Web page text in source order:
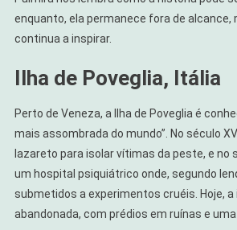
enquanto, ela permanece fora de alcance,
continua a inspirar.
Ilha de Poveglia, Itália
Perto de Veneza, a Ilha de Poveglia é
mais assombrada do mundo”. No século
lazareto para isolar vítimas da peste, e no
um hospital psiquiátrico onde, segundo
submetidos a experimentos cruéis. Hoje, a
abandonada, com prédios em ruínas e